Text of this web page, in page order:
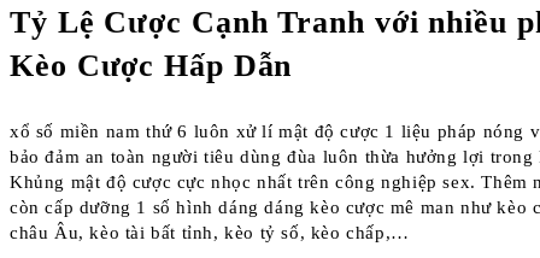
Tỷ Lệ Cược Cạnh Tranh với nhiều
Kèo Cược Hấp Dẫn
xổ số miền nam thứ 6 luôn xử lí mật độ cược 1 liệu pháp nóng
bảo đảm an toàn người tiêu dùng đùa luôn thừa hưởng lợi trong
Khủng mật độ cược cực nhọc nhất trên công nghiệp sex. Thêm
còn cấp dưỡng 1 số hình dáng dáng kèo cược mê man như kèo
châu Âu, kèo tài bất tỉnh, kèo tỷ số, kèo chấp,…